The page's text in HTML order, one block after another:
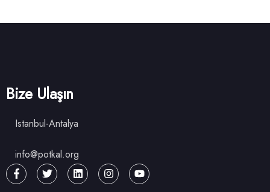
Bize Ulaşın
Istanbul-Antalya
info@potkal.org